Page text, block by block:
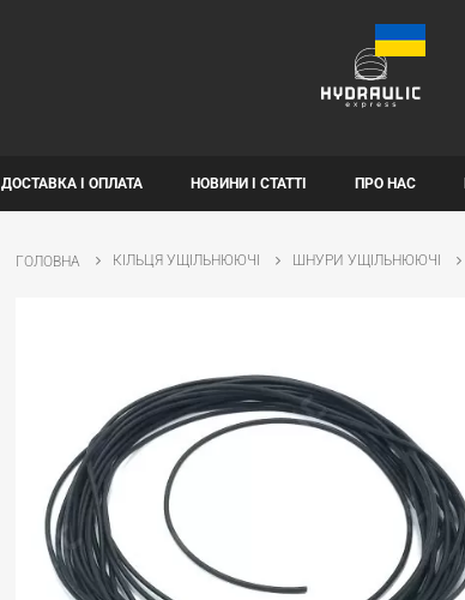
ДОСТАВКА І ОПЛАТА НОВИНИ І СТАТТІ ПРО НАС
ГОЛОВНА КІЛЬЦЯ УЩІЛЬНЮЮЧІ ШНУРИ УЩІЛЬНЮЮЧІ